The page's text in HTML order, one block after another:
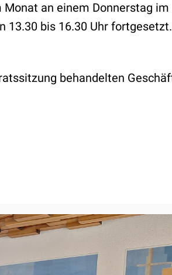
an einem Donnerstag
13.30 bis 16.30 Uhr
behandelten